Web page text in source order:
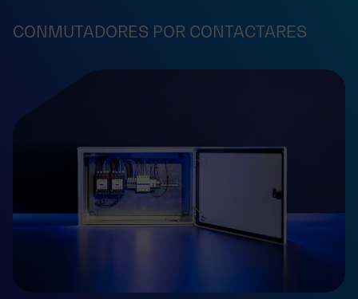
CONMUTADORES POR CONTACTARES